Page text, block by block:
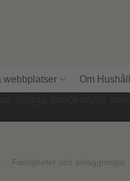
webbplatser Om
Fastigheter och anläggningar